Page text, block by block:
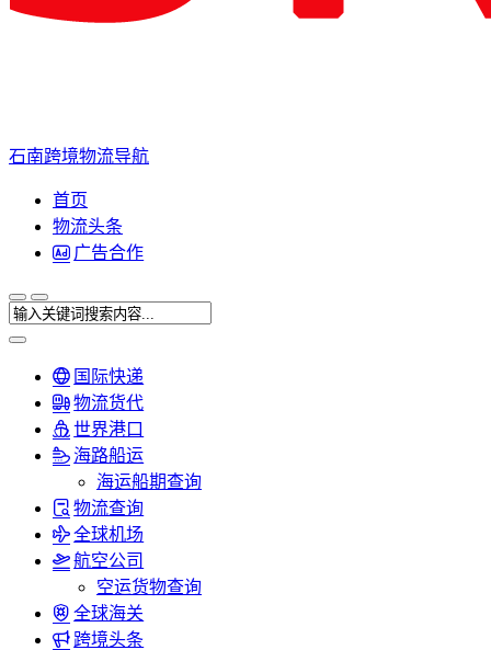
石南跨境物流导航
首页
物流头条
广告合作
国际快递
物流货代
世界港口
海路船运
海运船期查询
物流查询
全球机场
航空公司
空运货物查询
全球海关
跨境头条